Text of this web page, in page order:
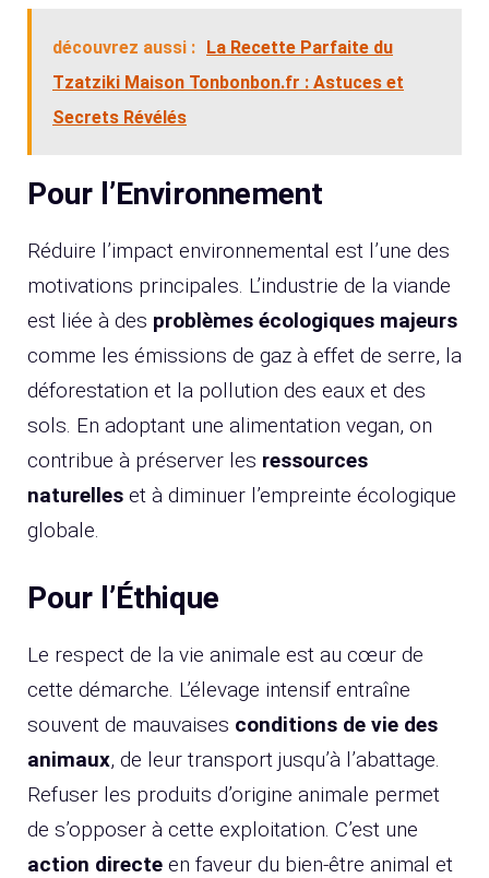
découvrez aussi :
La Recette Parfaite du
Tzatziki Maison Tonbonbon.fr : Astuces et
Secrets Révélés
Pour l’Environnement
Réduire l’impact environnemental est l’une des
motivations principales. L’industrie de la viande
est liée à des problèmes écologiques majeurs
comme les émissions de gaz à effet de serre, la
déforestation et la pollution des eaux et des
sols. En adoptant une alimentation vegan, on
contribue à préserver les ressources
naturelles et à diminuer l’empreinte écologique
globale.
Pour l’Éthique
Le respect de la vie animale est au cœur de
cette démarche. L’élevage intensif entraîne
souvent de mauvaises conditions de vie des
animaux, de leur transport jusqu’à l’abattage.
Refuser les produits d’origine animale permet
de s’opposer à cette exploitation. C’est une
action directe en faveur du bien-être animal et